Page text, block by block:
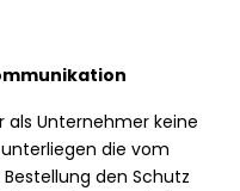
als Unternehmer keine
die vom
den Schutz